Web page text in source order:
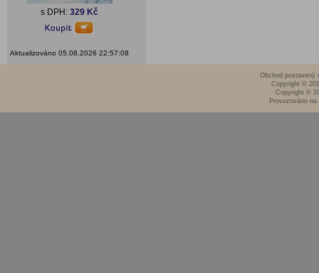
s DPH: 329 Kč
Aktualizováno 05.08.2026 22:57:08
Obchod postavený
Copyright ©
Copyright ©
Provozováno